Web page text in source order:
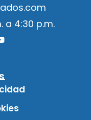
a 4:30 p.m.